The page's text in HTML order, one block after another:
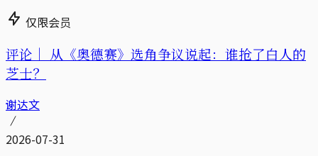
仅限会员
评论｜ 从《奥德赛》选角争议说起：谁抢了白人的
芝士？
谢达文
2026-07-31